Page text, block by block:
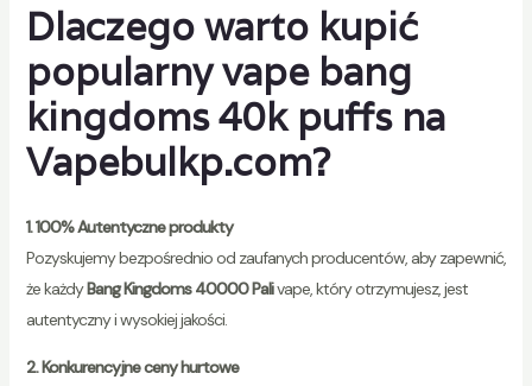
Dlaczego warto kupić
popularny vape bang
kingdoms 40k puffs na
Vapebulkp.com?
1. 100% Autentyczne produkty
Pozyskujemy bezpośrednio od zaufanych producentów, aby zapewnić,
że każdyBang Kingdoms 40000 Palivape, który otrzymujesz, jest
autentyczny i wysokiej jakości.
2. Konkurencyjne ceny hurtowe